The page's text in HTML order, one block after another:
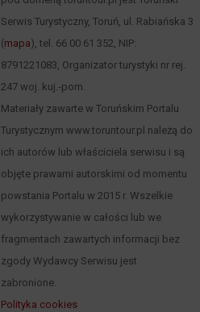
Serwis Turystyczny, Toruń, ul. Rabiańska 3
(mapa), tel. 66 00 61 352, NIP:
8791221083, Organizator turystyki nr rej.
247 woj. kuj.-pom.
Materiały zawarte w Toruńskim Portalu
Turystycznym www.toruntour.pl należą do
ich autorów lub właściciela serwisu i są
objęte prawami autorskimi od momentu
powstania Portalu w 2015 r. Wszelkie
wykorzystywanie w całości lub we
fragmentach zawartych informacji bez
zgody Wydawcy Serwisu jest
zabronione.
Polityka cookies